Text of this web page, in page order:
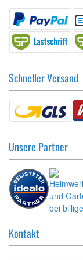
Schneller Versand
Unsere Partner
Kontakt